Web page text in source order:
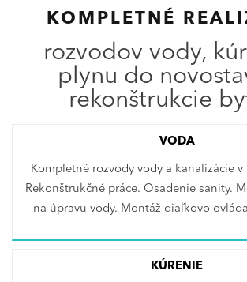
KOMPLETNÉ
rozvodov vody,
plynu do
rekonštrukcie
VODA
Kompletné rozvody vody a kanalizácie v
Rekonštrukčné práce. Osadenie sanity.
na úpravu vody. Montáž diaľkovo
KÚRENIE